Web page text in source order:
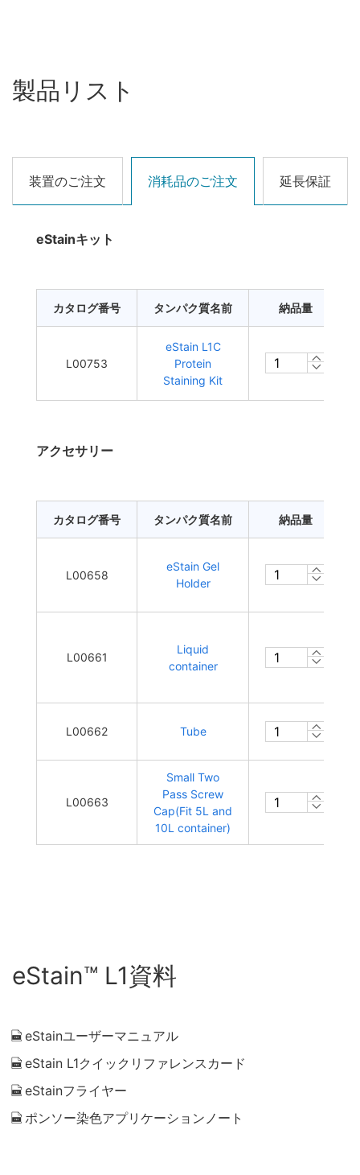
製品リスト
装置のご注文 消耗品のご注文 延長保証
eStainキット
カタログ番号 タンパク質名前 納品量
L00753
eStain L1C
Protein
Staining Kit
アクセサリー
カタログ番号 タンパク質名前 納品量
L00658
eStain Gel
Holder
L00661
Liquid
container
L00662 Tube
L00663
Small Two
Pass Screw
Cap(Fit 5L and
10L container)
eStain™ L1資料
eStainユーザーマニュアル
eStain L1クイックリファレンスカード
eStainフライヤー
ポンソー染色アプリケーションノート